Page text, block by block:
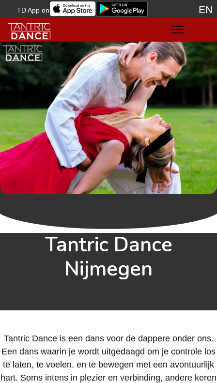
TD App on EN
Tantric Dance
Nijmegen
Tantric Dance is een dans voor de dappere onder ons.
Een dans waarin je wordt uitgedaagd om je controle los
te laten, te voelen, en te bewegen met een avontuurlijk
hart. Soms intens in plezier en verbinding, andere keren